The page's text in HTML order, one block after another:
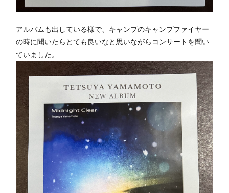
アルバムも出している様で、キャンプのキャンプファイヤー
の時に聞いたらとても良いなと思いながらコンサートを聞い
ていました。